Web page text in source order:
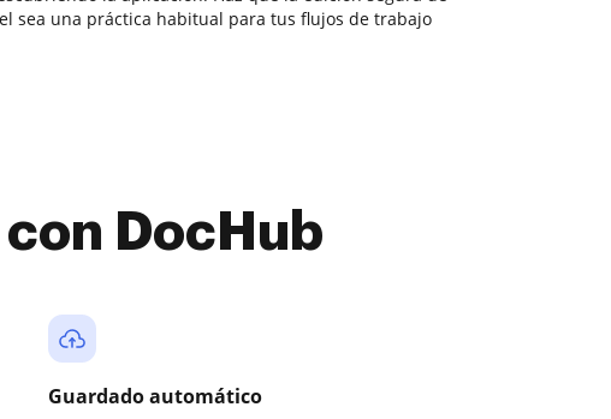
sea una práctica habitual para tus flujos de trabajo
DocHub
Guardado automático